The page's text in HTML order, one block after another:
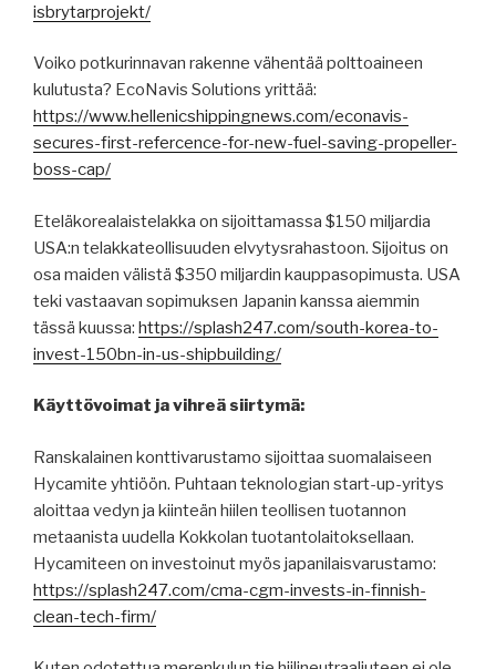
isbrytarprojekt/
Voiko potkurinnavan rakenne vähentää polttoaineen
kulutusta? EcoNavis Solutions yrittää:
https://www.hellenicshippingnews.com/econavis-
secures-first-refercence-for-new-fuel-saving-propeller-
boss-cap/
Eteläkorealaistelakka on sijoittamassa $150 miljardia
USA:n telakkateollisuuden elvytysrahastoon. Sijoitus on
osa maiden välistä $350 miljardin kauppasopimusta. USA
teki vastaavan sopimuksen Japanin kanssa aiemmin
tässä kuussa: https://splash247.com/south-korea-to-
invest-150bn-in-us-shipbuilding/
Käyttövoimat ja vihreä siirtymä:
Ranskalainen konttivarustamo sijoittaa suomalaiseen
Hycamite yhtiöön. Puhtaan teknologian start-up-yritys
aloittaa vedyn ja kiinteän hiilen teollisen tuotannon
metaanista uudella Kokkolan tuotantolaitoksellaan.
Hycamiteen on investoinut myös japanilaisvarustamo:
https://splash247.com/cma-cgm-invests-in-finnish-
clean-tech-firm/